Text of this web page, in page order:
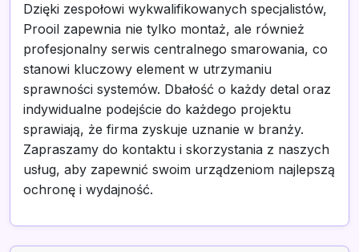
Dzięki zespołowi wykwalifikowanych specjalistów,
Prooil zapewnia nie tylko montaż, ale również
profesjonalny serwis centralnego smarowania, co
stanowi kluczowy element w utrzymaniu
sprawności systemów. Dbałość o każdy detal oraz
indywidualne podejście do każdego projektu
sprawiają, że firma zyskuje uznanie w branży.
Zapraszamy do kontaktu i skorzystania z naszych
usług, aby zapewnić swoim urządzeniom najlepszą
ochronę i wydajność.